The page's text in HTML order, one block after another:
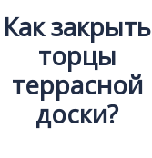
Как закрыть
торцы
террасной
доски?